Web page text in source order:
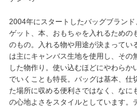
2004年にスタートしたバッグブラン
ゲット、本、おもちゃを入れるための
のもの。入れる物や用途が決まってい
は主にキャンバス生地を使用し、その
した物作り。使い込むほどにやわら
でいくことも特長。バッグは基本、仕
た場所に収める便利さではなく、なに
の心地よさをスタイルとしています。